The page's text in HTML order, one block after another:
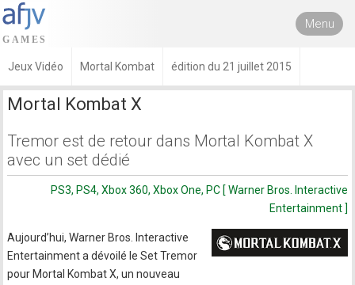
Menu
Jeux Vidéo Mortal Kombat édition du 21 juillet 2015
Mortal Kombat X
Tremor est de retour dans Mortal Kombat X
avec un set dédié
PS3, PS4, Xbox 360, Xbox One, PC [ Warner Bros. Interactive
Entertainment ]
Aujourd’hui, Warner Bros. Interactive
Entertainment a dévoilé le Set Tremor
pour Mortal Kombat X, un nouveau